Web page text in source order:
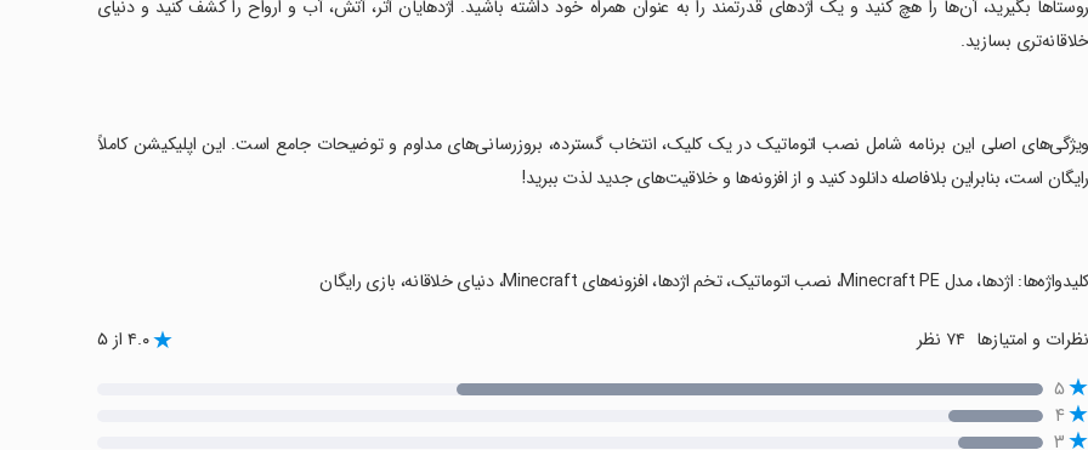
روستاها بگیرید، آن‌ها را هچ کنید و یک اژدهای قدرتمند را به عنوان همراه خود داشته باشید. اژدهایان آتر، آتش، آب و ارواح را کشف کنید و دنیای
خلاقانه‌تری بسازید.
‏ویژگی‌های اصلی این برنامه شامل نصب اتوماتیک در یک کلیک، انتخاب گسترده، بروزرسانی‌های مداوم و توضیحات جامع است. این اپلیکیشن کاملاً
رایگان است، بنابراین بلافاصله دانلود کنید و از افزونه‌ها و خلاقیت‌های جدید لذت ببرید!
‏کلیدواژه‌ها: اژدها، مدل Minecraft PE، نصب اتوماتیک، تخم اژدها، افزونه‌های Minecraft، دنیای خلاقانه، بازی رایگان
نظرات و امتیازها ۴.۰ از ۵
۵
۴
۳